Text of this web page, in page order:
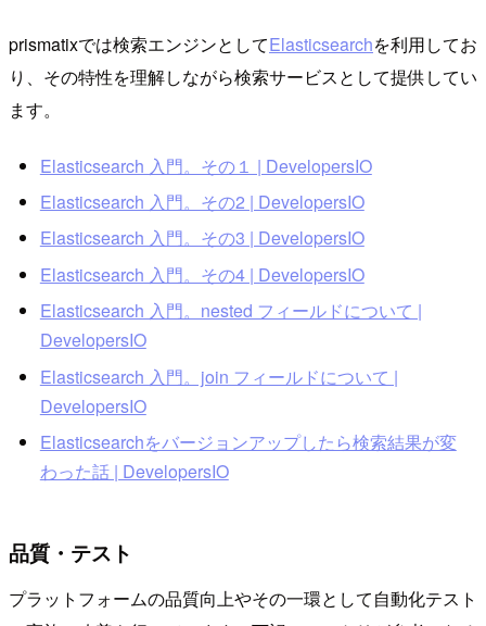
prismatixでは検索エンジンとしてElasticsearchを利用してお
り、その特性を理解しながら検索サービスとして提供してい
ます。
Elasticsearch 入門。その１ | DevelopersIO
Elasticsearch 入門。その2 | DevelopersIO
Elasticsearch 入門。その3 | DevelopersIO
Elasticsearch 入門。その4 | DevelopersIO
Elasticsearch 入門。nested フィールドについて |
DevelopersIO
Elasticsearch 入門。join フィールドについて |
DevelopersIO
Elasticsearchをバージョンアップしたら検索結果が変
わった話 | DevelopersIO
品質・テスト
プラットフォームの品質向上やその一環として自動化テスト